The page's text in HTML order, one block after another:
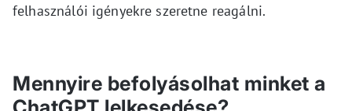
felhasználói igényekre szeretne reagálni.
Mennyire befolyásolhat minket a